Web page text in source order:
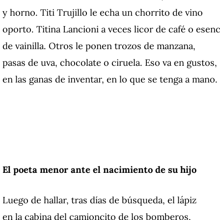
y horno. Titi Trujillo le echa un chorrito de vino
oporto. Titina Lancioni a veces licor de café o
de vainilla. Otros le ponen trozos de manzana,
pasas de uva, chocolate o ciruela. Eso va en gustos,
en las ganas de inventar, en lo que se tenga a mano.
El poeta menor ante el nacimiento de su hijo
Luego de hallar, tras días de búsqueda, el lápiz
en la cabina del camioncito de los bomberos,